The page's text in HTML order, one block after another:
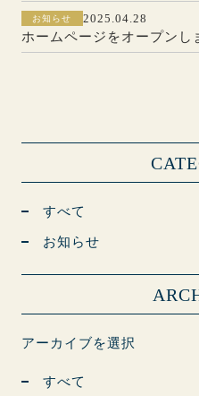
お知らせ 2025.04.28
ホームページをオープンし
すべて
お知らせ
アーカイブを選択
すべて